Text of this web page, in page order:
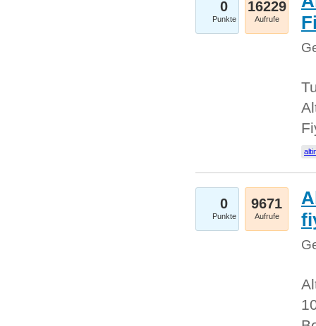
0
Punkte
16229
Aufrufe
0
Punkte
9671
Aufrufe